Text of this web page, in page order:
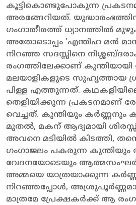
കൂട്ടികൊണ്ടുപോകുന്ന
അരങ്ങേറിയത്.
ഗംഗാതീരത്ത് ധ്യാനത്തിൽ
അതോടൊപ്പം 'എന്തിഹ മൻ
നിറഞ്ഞ സദസ്സിനെ
രംഗത്തിലേക്കാണ്
മലയാളികളുടെ സുഹൃത്തായ
പിള്ള എത്തുന്നത്. കഥകളിയിലെ
തെളിയിക്കുന്ന പ്രകടനമാണ്
വെച്ചത്. കുന്തിയും കർണ്ണനും
മുതൽ, മകന് ആദ്യമായി
അവനെ മടിയിൽ കിടത്തി,
ഗംഗാജലം പകരുന്ന
വേദനയോടെയും
അമ്മയെ യാത്രയാക്കുന്ന
നിറഞ്ഞപ്പോൾ,
മാത്രമേ പ്രേക്ഷകർക്ക് ആ